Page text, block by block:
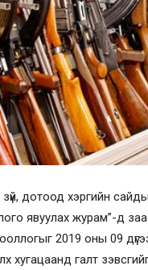
зүй, дотоод хэргийн
явуулах журам”-д
2019 оны 09
хугацаанд галт